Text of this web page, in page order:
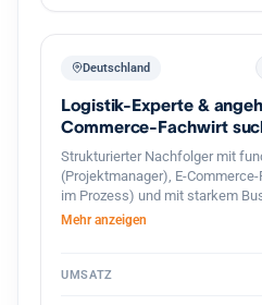
Deutschland
Logistik-Experte &
Commerce-Fachwirt
Shop
Strukturierter Nachfolger mit
(Projektmanager), E-
im Prozess) und mit starkem
Unterstützung, sucht profitablen
garantiert.
Mehr anzeigen
UMSATZ